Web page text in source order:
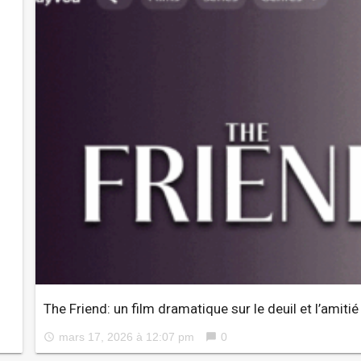
The Friend: un film dramatique sur le deuil et l’amitié
access_time mars 17, 2026 à 12:07 pm chat_bubble 0